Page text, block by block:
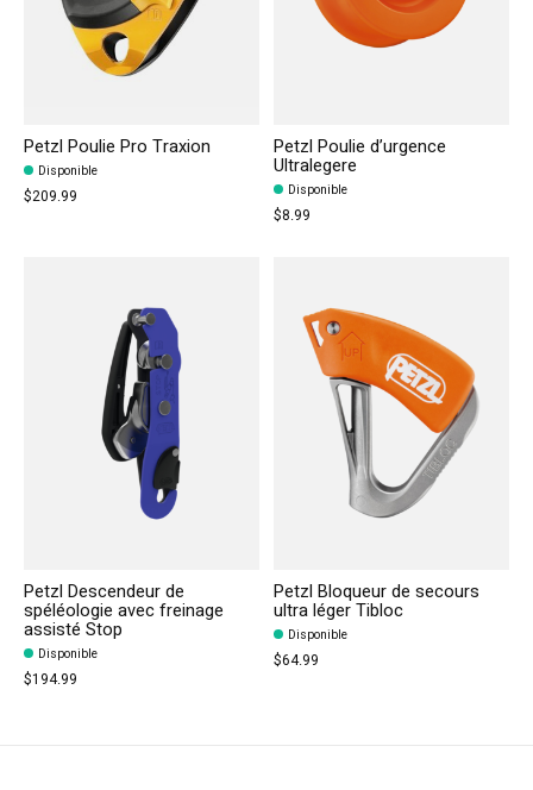
Petzl Poulie Pro Traxion
Disponible
$209.99
Petzl Poulie d’urgence
Ultralegere
Disponible
$8.99
Petzl Descendeur de
spéléologie avec freinage
assisté Stop
Disponible
$194.99
Petzl Bloqueur de secours
ultra léger Tibloc
Disponible
$64.99